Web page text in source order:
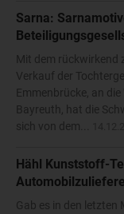
Sarna:
Mit dem rückwirkend
Verkauf der
Emmenbrücke, an
Bayreuth, hat die
sich von dem...
Hähl Kunststoff-
Gab es in den